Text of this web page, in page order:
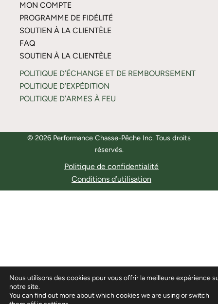
MON COMPTE
PROGRAMME DE FIDÉLITÉ
SOUTIEN À LA CLIENTÈLE
FAQ
SOUTIEN À LA CLIENTÈLE
POLITIQUE D’ÉCHANGE ET DE REMBOURSEMENT
POLITIQUE D’EXPÉDITION
POLITIQUE D’ARMES À FEU
© 2026 Performance Chasse-Pêche Inc. Tous droits
réservés.
Politique de confidentialité
Conditions d’utilisation
Nous utilisons des cookies pour vous offrir la meilleure expérience
notre site.
You can find out more about which cookies we are using or switch